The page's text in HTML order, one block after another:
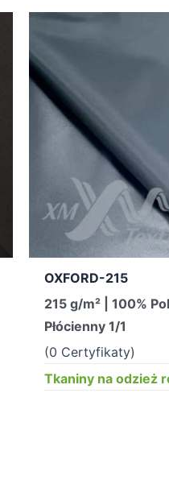
OXFORD-215
215 g/m² | 100%
Płócienny 1/1
(0 Certyfikaty)
Tkaniny na odzież